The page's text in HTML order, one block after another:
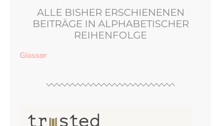
ALLE BISHER ERSCHIENENEN
BEITRÄGE IN ALPHABETISCHER
REIHENFOLGE
Glossar